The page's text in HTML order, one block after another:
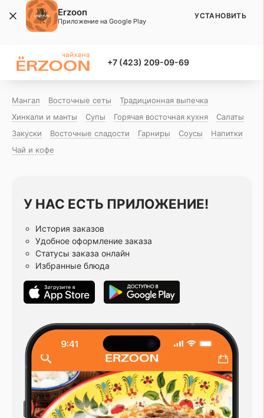
+7 (423) 209-09-69
Мангал Восточные сеты
Традиционная выпечка
Хинкали и манты
Супы Горячая восточная куxня
Салаты
Закуски
Восточные сладости Гарниры Соусы
Напитки
Чай и кофе
У НАС ЕСТЬ ПРИЛОЖЕНИЕ!
История заказов
Удобное оформление заказа
Статусы заказа онлайн
Избранные блюда
Erzoon
Приложение на Google Play
УСТАНОВИТЬ